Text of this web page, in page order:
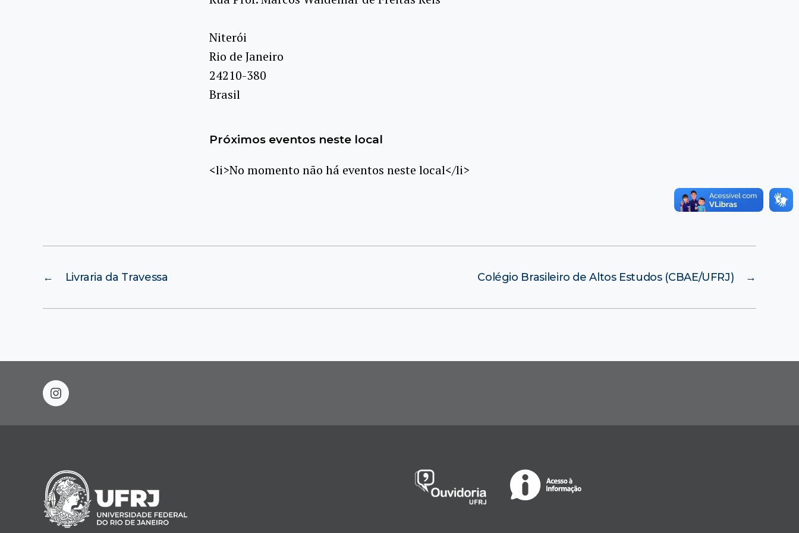
Niterói
Rio de Janeiro
24210-380
Brasil
Próximos eventos neste local
<li>No momento não há eventos neste local</li>
← Livraria da Travessa →
Colégio Brasileiro de Altos Estudos (CBAE/UFRJ)
instagram